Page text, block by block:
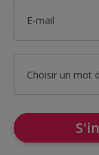
E-mail
Choisir un mot